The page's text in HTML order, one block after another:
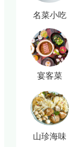
名菜小吃
宴客菜
山珍海味